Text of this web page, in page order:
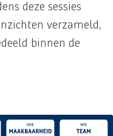
deze sessies
verzameld,
binnen de